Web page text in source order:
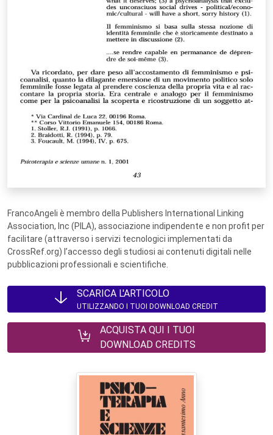
FrancoAngeli è membro della Publishers International Linking
Association, Inc (PILA), associazione indipendente e non profit per
facilitare (attraverso i servizi tecnologici implementati da
CrossRef.org) l’accesso degli studiosi ai contenuti digitali nelle
pubblicazioni professionali e scientifiche.
SCARICA L'ARTICOLO
UTILIZZANDO I TUOI DOWNLOAD CREDIT
ACQUISTA QUI I TUOI
DOWNLOAD CREDITS